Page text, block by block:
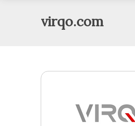
virqo.com